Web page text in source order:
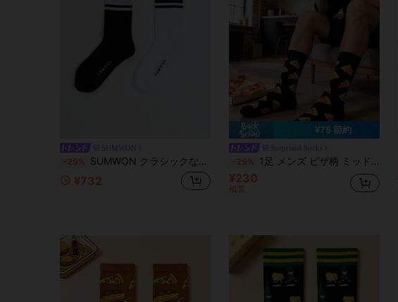
-25% SUMWON クラシックな3本ラインカフディテール リブ編み ミッドカーフ丈 クルーソックス 2足セット デイリー必需品
¥732
¥75 節約
-25% 1足 メンズ ピザ柄 ミッドカーフソックス、秋向け
¥230
概算